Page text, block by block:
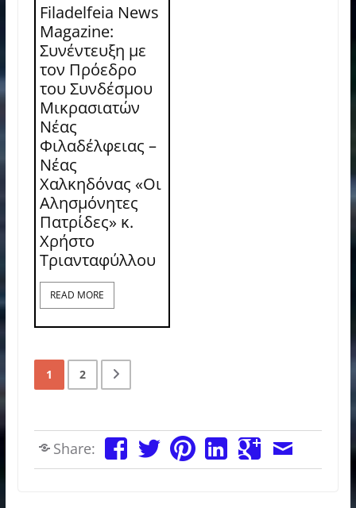
Filadelfeia News
Magazine:
Συνέντευξη με
τον Πρόεδρο
του Συνδέσμου
Μικρασιατών
Νέας
Φιλαδέλφειας –
Νέας
Χαλκηδόνας «Οι
Αλησμόνητες
Πατρίδες» κ.
Χρήστο
Τριανταφύλλου
READ MORE
1 2
Share: